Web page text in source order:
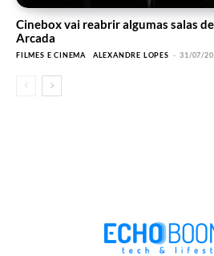
Cinebox vai reabrir algumas salas
Arcada
FILMES E CINEMA ALEXANDRE LOPES - 31/07/